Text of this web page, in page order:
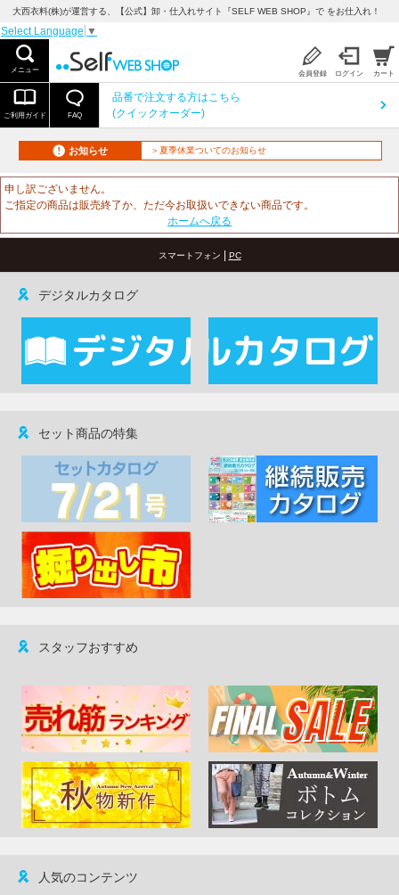
大西衣料(株)が運営する、【公式】卸・仕入れサイト『SELF WEB SHOP』で をお仕入れ！
Select Language ▼
メニュー 会員登録 ログイン カート
ご利用ガイド FAQ
品番で注文する方はこちら
(クイックオーダー)
お知らせ ＞夏季休業ついてのお知らせ
申し訳ございません。
ご指定の商品は販売終了か、ただ今お取扱いできない商品です。
ホームへ戻る
スマートフォン | PC
デジタルカタログ
セット商品の特集
スタッフおすすめ
人気のコンテンツ